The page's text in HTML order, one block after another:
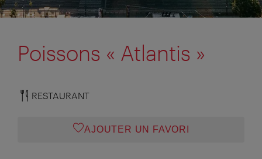
Poissons « Atlantis »
RESTAURANT
AJOUTER UN FAVORI